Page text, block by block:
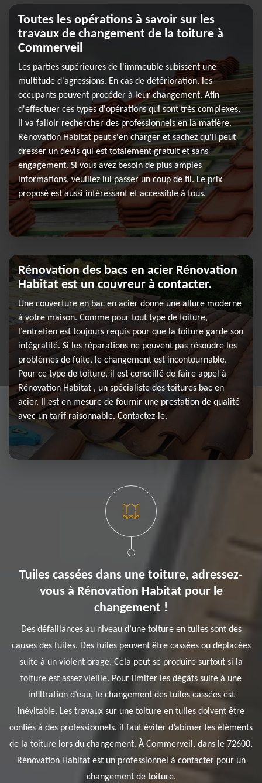
Toutes les opérations à savoir sur les
travaux de changement de la toiture à
Commerveil
Les parties supérieures de l'immeuble subissent une
multitude d'agressions. En cas de détérioration, les
occupants peuvent procéder à leur changement. Afin
d'effectuer ces types d'opérations qui sont très complexes,
il va falloir rechercher des professionnels en la matière.
Rénovation Habitat peut s'en charger et sachez qu'il peut
dresser un devis qui est totalement gratuit et sans
engagement. Si vous avez besoin de plus amples
informations, veuillez lui passer un coup de fil. Le prix
proposé est aussi intéressant et accessible à tous.
Rénovation des bacs en acier Rénovation
Habitat est un couvreur à contacter.
Une couverture en bac en acier donne une allure moderne
à votre maison. Comme pour tout type de toiture,
l’entretien est toujours requis pour que la toiture garde son
intégralité. Si les réparations ne peuvent pas résoudre les
problèmes de fuite, le changement est incontournable.
Pour ce type de toiture, il est conseillé de faire appel à
Rénovation Habitat , un spécialiste des toitures bac en
acier. Il est en mesure de fournir une prestation de qualité
avec un tarif raisonnable. Contactez-le.
Tuiles cassées dans une toiture, adressez-
vous à Rénovation Habitat pour le
changement !
Des défaillances au niveau d’une toiture en tuiles sont des
causes des fuites. Des tuiles peuvent être cassées ou déplacées
suite à un violent orage. Cela peut se produire surtout si la
toiture est assez vieille. Pour limiter les dégâts suite à une
infiltration d’eau, le changement des tuiles cassées est
inévitable. Les travaux sur une toiture en tuiles doivent être
confiés à des professionnels. il faut éviter d’abimer les éléments
de la toiture lors du changement. À Commerveil, dans le 72600,
Rénovation Habitat est un professionnel à contacter pour un
changement de toiture.